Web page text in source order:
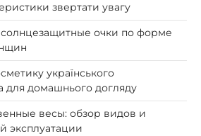
звертати увагу
очки по форме
українського
для домашнього догляду
весы: обзор видов и
эксплуатации